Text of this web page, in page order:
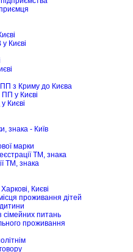
Києві
з Криму до Києва
ПП у Києві
Києві
знака - Київ
марки
ТМ, знака
ТМ, знака
Києві
проживання дітей
сімейних питань
проживання